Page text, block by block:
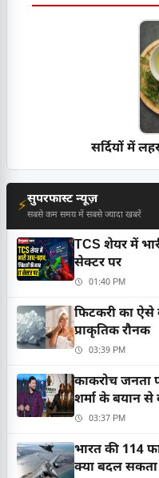
सर्दियों में
⚡सुपरफास्ट न्यूज़
सबसे कम समय में सबसे ज्यादा खबरें
TCS शेयर में
सेक्टर पर
01:40 PM
फिटकरी का
प्राकृतिक रौनक
03:39 PM
काकरोच जनता
शर्मा के बयान से
03:37 PM
भारत की 114
क्या बदल